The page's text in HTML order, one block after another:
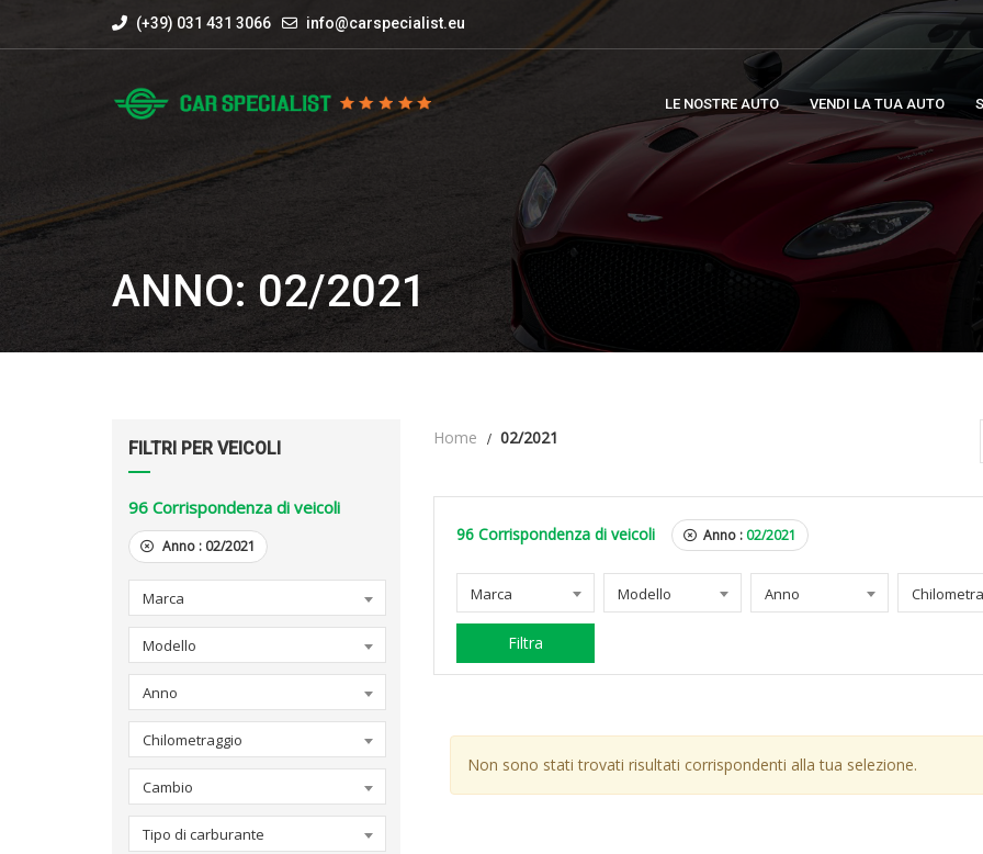
(+39) 031 431 3066 info@carspecialist.eu
LE NOSTRE AUTO VENDI LA TUA AUTO
ANNO: 02/2021
FILTRI PER VEICOLI
96 Corrispondenza di veicoli
Anno : 02/2021
Marca
Modello
Anno
Chilometraggio
Cambio
Tipo di carburante
Home 02/2021
96 Corrispondenza di veicoli Anno : 02/2021
Marca Modello Anno
Filtra
Non sono stati trovati risultati corrispondenti alla tua selezione.